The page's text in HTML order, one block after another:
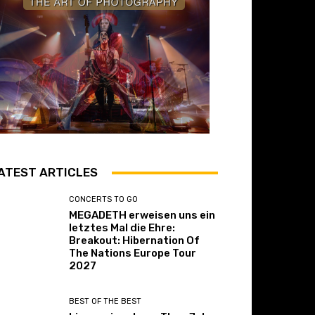
ARTICLES
CONCERTS TO GO
MEGADETH erweisen uns ein
letztes Mal die Ehre:
Breakout: Hibernation Of
The Nations Europe Tour
2027
BEST OF THE BEST